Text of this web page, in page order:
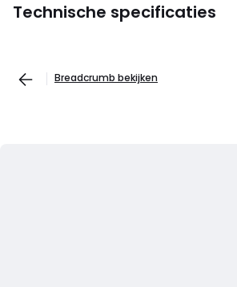
Technische specificaties
Breadcrumb bekijken